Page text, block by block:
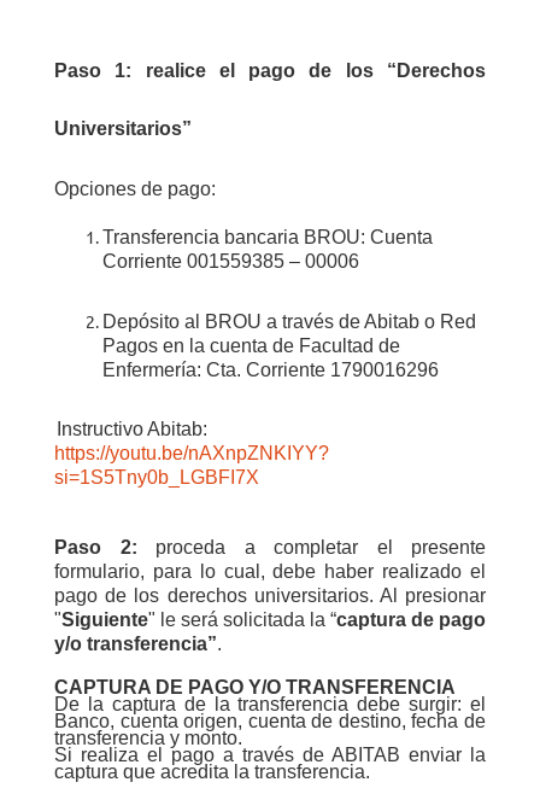
Paso 1: realice el pago de los “Derechos
Universitarios”
Opciones de pago:
Transferencia bancaria BROU: Cuenta
Corriente 001559385 – 00006
Depósito al BROU a través de Abitab o Red
Pagos en la cuenta de Facultad de
Enfermería: Cta. Corriente 1790016296
Instructivo Abitab:
https://youtu.be/nAXnpZNKIYY?
si=1S5Tny0b_LGBFI7X
Paso 2: proceda a completar el presente
formulario, para lo cual, debe haber realizado el
pago de los derechos universitarios. Al presionar
"Siguiente" le será solicitada la “captura de pago
y/o transferencia”.
CAPTURA DE PAGO Y/O TRANSFERENCIA
De la captura de la transferencia debe surgir: el
Banco, cuenta origen, cuenta de destino, fecha de
transferencia y monto.
Si realiza el pago a través de ABITAB enviar la
captura que acredita la transferencia.